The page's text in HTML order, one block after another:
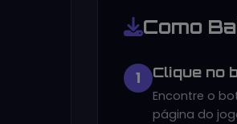
Como
1 Clique no
Encontre o
página do